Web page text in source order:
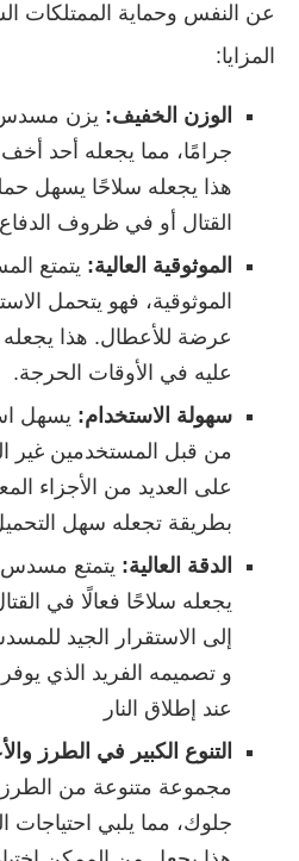
عن النفس وحماية الممتلكات
المزايا:
الوزن الخفيف:
جرامًا، مما يجعله أحد
هذا يجعله سلاحًا يسهل
القتال أو في ظروف
الموثوقية العالية: يتمتع
الموثوقية، فهو يتحمل
عرضة للأعطال. هذا يجعله
عليه في الأوقات الحرجة.
سهولة الاستخدام: يسهل
من قبل المستخدمين غير
على العديد من الأجزاء
بطريقة تجعله سهل
الدقة العالية: يتمتع مسدس
يجعله سلاحًا فعالًا في
إلى الاستقرار الجيد
و تصميمه الفريد الذي يوفر
عند إطلاق النار
التنوع الكبير في الطرز
مجموعة متنوعة من
جلوك، مما يلبي احتياجات